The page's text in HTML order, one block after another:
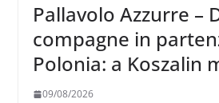
Pallavolo Azzurre –
compagne in
Polonia: a Koszalin
giocano contro la
09/08/2026